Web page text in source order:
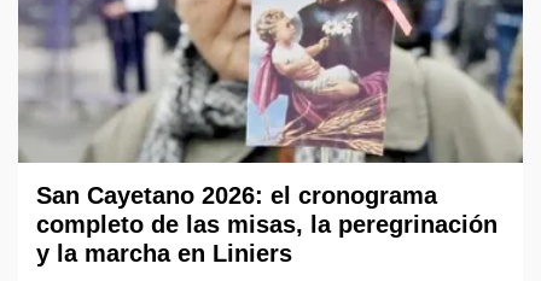
San Cayetano 2026: el cronograma
completo de las misas, la peregrinación
y la marcha en Liniers